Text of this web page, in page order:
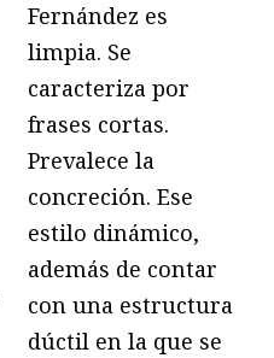
Fernández es
limpia. Se
caracteriza por
frases cortas.
Prevalece la
concreción. Ese
estilo dinámico,
además de contar
con una estructura
dúctil en la que se